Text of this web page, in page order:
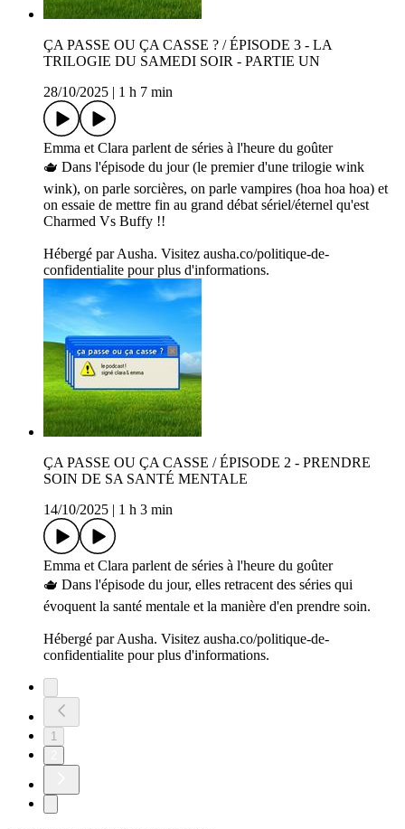
ÇA PASSE OU ÇA CASSE ? / ÉPISODE 3 - LA
TRILOGIE DU SAMEDI SOIR - PARTIE UN
28/10/2025
1 h 7 min
Emma et Clara parlent de séries à l'heure du goûter
🫖 Dans l'épisode du jour (le premier d'une trilogie wink
wink), on parle sorcières, on parle vampires (hoa hoa hoa) et
on essaie de mettre fin au grand débat sériel/éternel qu'est
Charmed Vs Buffy !!
Hébergé par Ausha. Visitez ausha.co/politique-de-
confidentialite pour plus d'informations.
ÇA PASSE OU ÇA CASSE / ÉPISODE 2 - PRENDRE
SOIN DE SA SANTÉ MENTALE
14/10/2025
1 h 3 min
Emma et Clara parlent de séries à l'heure du goûter
🫖 Dans l'épisode du jour, elles retracent des séries qui
évoquent la santé mentale et la manière d'en prendre soin.
Hébergé par Ausha. Visitez ausha.co/politique-de-
confidentialite pour plus d'informations.
1